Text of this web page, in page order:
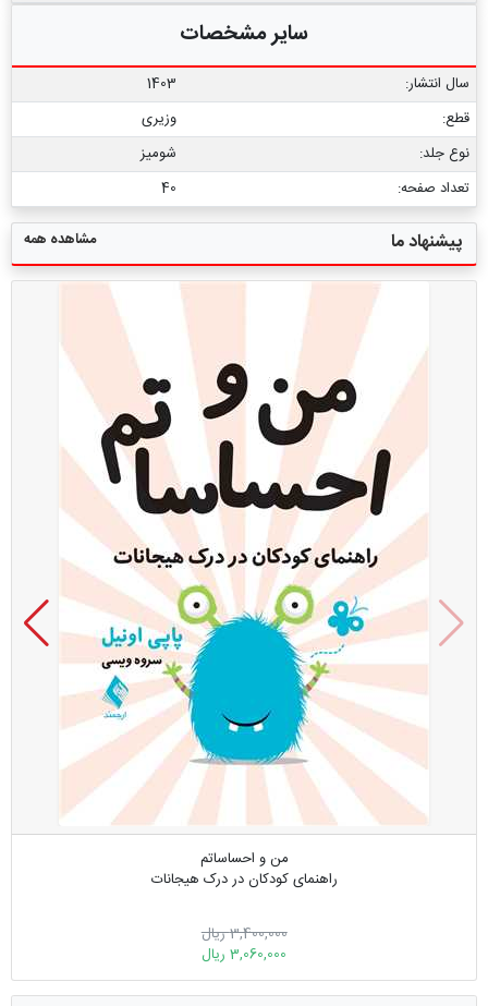
سایر مشخصات
سال انتشار:
1403
قطع:
وزیری
نوع جلد:
شومیز
تعداد صفحه:
40
پیشنهاد ما مشاهده همه
من و احساساتم
راهنمای کودکان در درک هیجانات
3,400,000 ریال
3,060,000 ریال